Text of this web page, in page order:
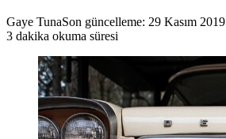
Gaye TunaSon güncelleme: 29 Kasım 2019
3 dakika okuma süresi